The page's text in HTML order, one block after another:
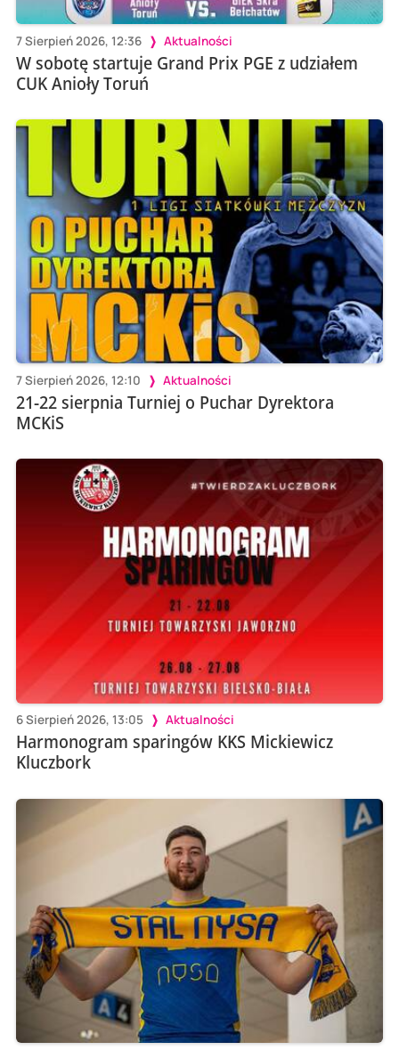
7 Sierpień 2026, 12:36 Aktualności
W sobotę startuje Grand Prix PGE z udziałem
CUK Anioły Toruń
7 Sierpień 2026, 12:10 Aktualności
21-22 sierpnia Turniej o Puchar Dyrektora
MCKiS
6 Sierpień 2026, 13:05 Aktualności
Harmonogram sparingów KKS Mickiewicz
Kluczbork